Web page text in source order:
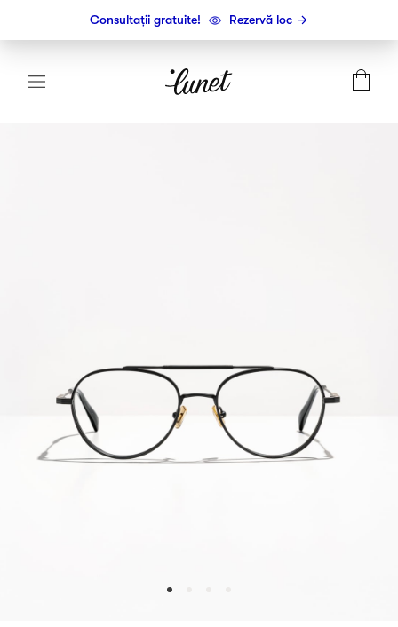
Consultații gratuite! Rezervă loc